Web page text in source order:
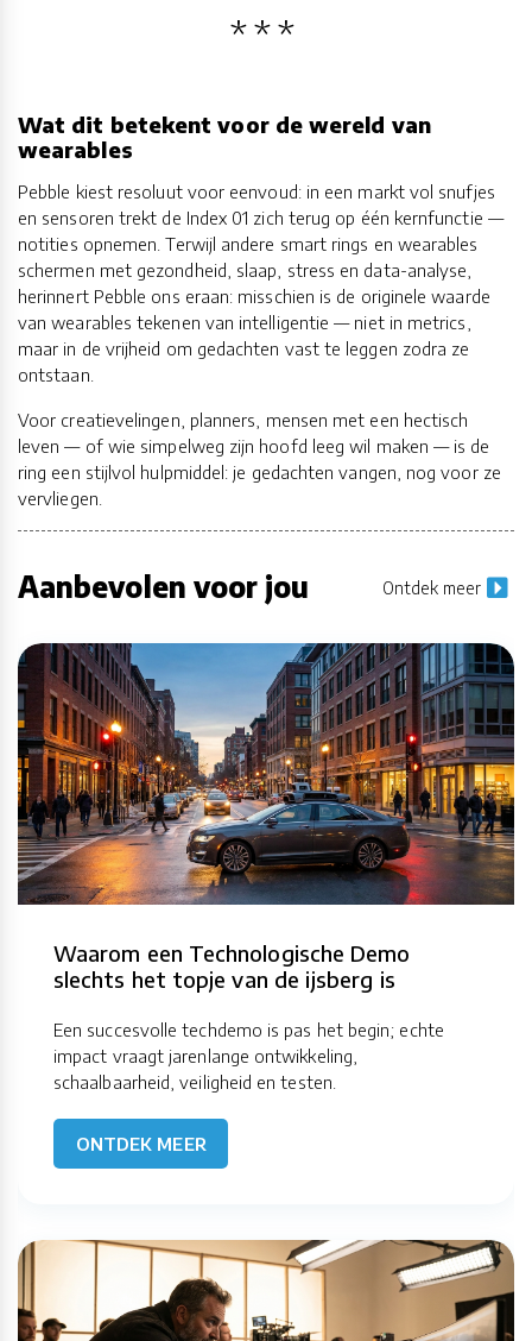
Wat dit betekent voor de wereld van
wearables
Pebble kiest resoluut voor eenvoud: in een markt vol snufjes
en sensoren trekt de Index 01 zich terug op één kernfunctie —
notities opnemen. Terwijl andere smart rings en wearables
schermen met gezondheid, slaap, stress en data-analyse,
herinnert Pebble ons eraan: misschien is de originele waarde
van wearables tekenen van intelligentie — niet in metrics,
maar in de vrijheid om gedachten vast te leggen zodra ze
ontstaan.
Voor creatievelingen, planners, mensen met een hectisch
leven — of wie simpelweg zijn hoofd leeg wil maken — is de
ring een stijlvol hulpmiddel: je gedachten vangen, nog voor ze
vervliegen.
Aanbevolen voor jou Ontdek meer
Waarom een Technologische Demo
slechts het topje van de ijsberg is
Een succesvolle techdemo is pas het begin; echte
impact vraagt jarenlange ontwikkeling,
schaalbaarheid, veiligheid en testen.
ONTDEK MEER